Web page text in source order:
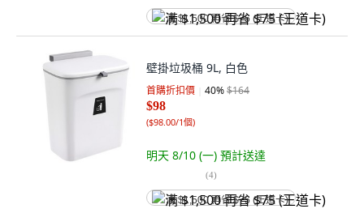
满 $1,500 再省 $75 (王道卡)
壁掛垃圾桶 9L, 白色
首購折扣價 40%$164
$98
($98.00/1個)
明天 8/10 (一) 預計送達
(4)
满 $1,500 再省 $75 (王道卡)